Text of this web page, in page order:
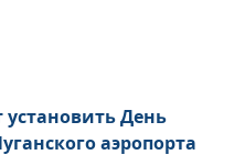
День
аэропорта